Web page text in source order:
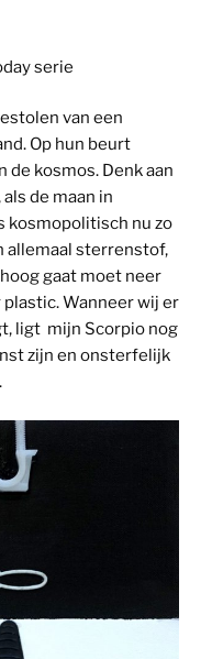
serie
van een
Op hun beurt
de kosmos. Denk aan
de maan in
kosmopolitisch nu zo
allemaal sterrenstof,
gaat moet neer
Wanneer wij er
ligt mijn Scorpio nog
zijn en onsterfelijk